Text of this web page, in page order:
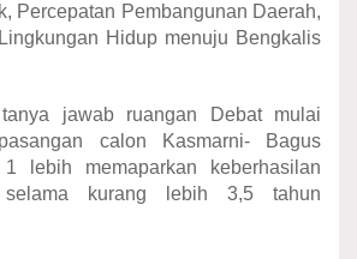
Percepatan Pembangunan Daerah,
Hidup menuju Bengkalis
jawab ruangan Debat mulai
calon Kasmarni- Bagus
lebih memaparkan keberhasilan
kurang lebih 3,5 tahun